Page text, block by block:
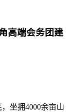
高端会务团建
坐拥4000余亩山